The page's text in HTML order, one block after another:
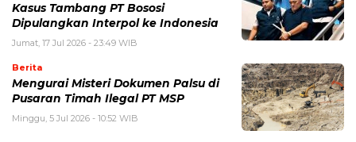
Kasus Tambang PT Bososi
Dipulangkan Interpol ke Indonesia
Jumat, 17 Jul 2026 - 23:49 WIB
Berita
Mengurai Misteri Dokumen Palsu di
Pusaran Timah Ilegal PT MSP
Minggu, 5 Jul 2026 - 10:52 WIB